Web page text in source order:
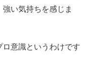
い気持ちを感じま
意識というわけです